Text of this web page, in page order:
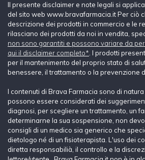
Il presente disclaimer e note legali si
del sito web www.bravafarmacia.it Per ciò
descrizione dei prodotti in commercio e le
rilasciano dei prodotti da noi in vendita,
non sono garantiti e possono variare da
qui il disclaimer completo* . I prodotti
per il mantenimento del proprio stato di
benessere, il trattamento o la prevenzione
I contenuti di Brava Farmacia sono di
possono essere considerati dei
diagnosi, per scegliere un trattamento, un
determinarne la sua sospensione, non
consigli di un medico sia generico che
dietologo né di un fisioterapista. L'uso dei
diretta responsabilià, il controllo e la